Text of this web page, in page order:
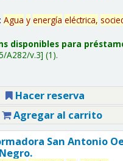
Agua y energía eléctrica,
disponibles para
A282/v.3 (1).
Hacer reserva
Agregar al carrito
San Antonio